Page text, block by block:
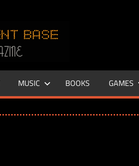
–
LIFE
MUSIC BOOKS GAMES